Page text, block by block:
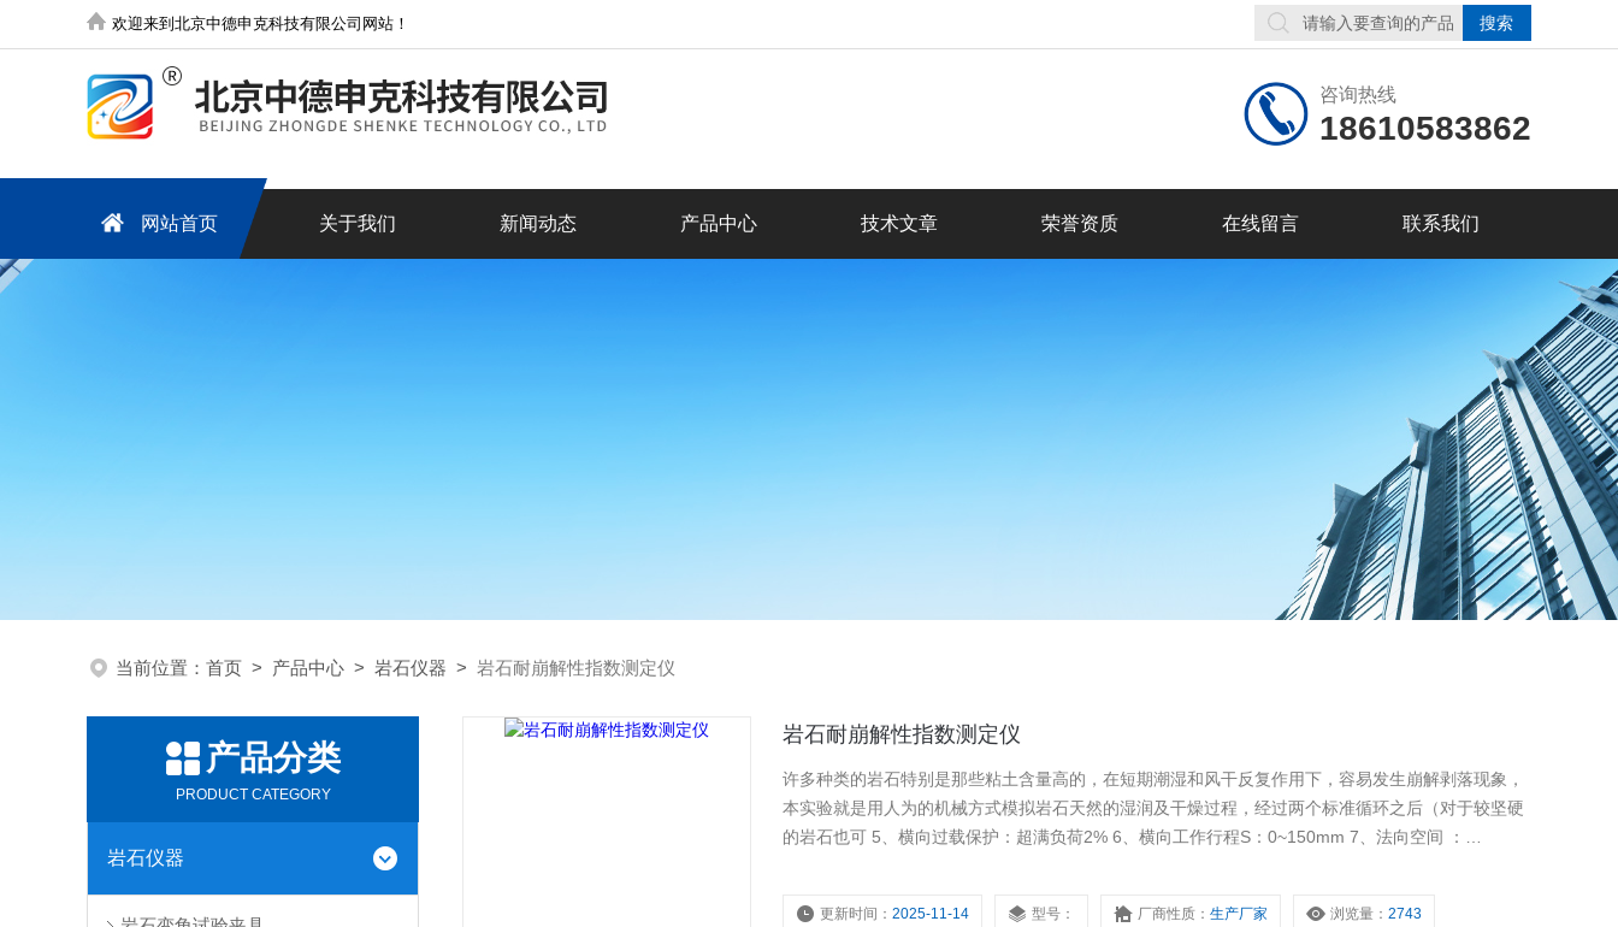
欢迎来到北京中德申克科技有限公司网站！
咨询热线
18610583862
网站首页 关于我们 新闻动态 产品中心 技术文章 荣誉资质 在线留言 联系我们
当前位置： 首页 > 产品中心 > 岩石仪器 > 岩石耐崩解性指数测定仪
产品分类
PRODUCT CATEGORY
岩石仪器
岩石耐崩解性指数测定仪
许多种类的岩石特别是那些粘土含量高的，在短期潮湿和风干反复作用下，容易发生崩解剥落现象，
本实验就是用人为的机械方式模拟岩石天然的湿润及干燥过程，经过两个标准循环之后（对于较坚硬
的岩石也可 5、横向过载保护：超满负荷2% 6、横向工作行程S：0~150mm 7、法向空间 ：
更新时间：2025-11-14 型号： 厂商性质：生产厂家 浏览量：2743